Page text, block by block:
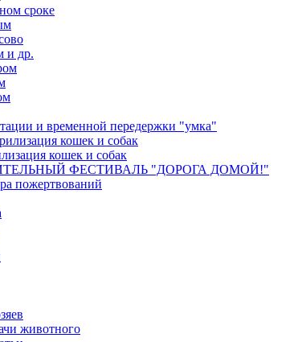
сроке
и др.
и временной передержки "умка"
кошек и собак
кошек и собак
ФЕСТИВАЛЬ "ДОРОГА ДОМОЙ!"
пожертвований
животного